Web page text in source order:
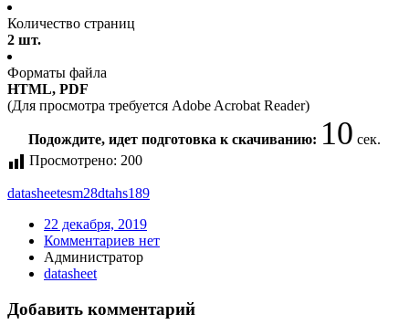
Количество страниц
2 шт.
Форматы файла
HTML, PDF
(Для просмотра требуется Adobe Acrobat Reader)
Подождите, идет подготовка к скачиванию: 10 сек.
Просмотрено: 200
datasheetesm28dtahs189
22 декабря, 2019
Комментариев нет
Администратор
datasheet
Добавить комментарий